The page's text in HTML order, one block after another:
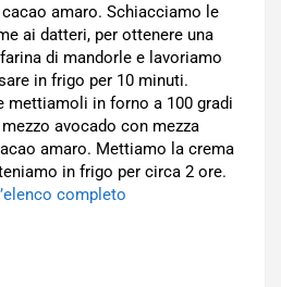
cacao amaro. Schiacciamo le
ai datteri, per ottenere una
di mandorle e lavoriamo
in frigo per 10 minuti.
mettiamoli in forno a 100 gradi
avocado con mezza
amaro. Mettiamo la crema
in frigo per circa 2 ore.
completo